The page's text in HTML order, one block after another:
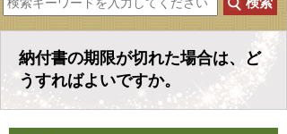
納付書の期限が切れた場合は、ど
うすればよいですか。